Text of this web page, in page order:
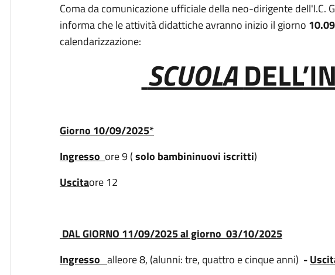
Coma da comunicazione ufficiale della neo-dirigente dell'I.C.
informa che le attività didattiche avranno inizio il giorno
calendarizzazione:
SCUOLA
Giorno 10/09/2025*
Ingresso ore 9 (solo bambininuovi iscritti)
Uscitaore 12
DAL GIORNO 11/09/2025 al giorno 03/10/2025
Ingresso alleore 8, (alunni: tre, quattro e cinque anni) -